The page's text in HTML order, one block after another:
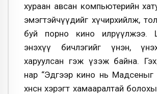
хураан авсан компьютерийн
эмэгтэйчүүдийг хүчирхийлж,
буй порно кино илрүүлжээ.
энэхүү бичлэгийг үнэн,
харуулсан гэж үзэж байна.
нар “Эдгээр кино нь Мадсеныг
хөнөөсөн хэрэгт хамааралтай